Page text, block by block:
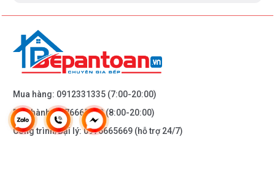
Mua hàng: 0912331335 (7:00-20:00)
Bảo hành:0976665669(8:00-20:00)
Công trình/Đại lý:0976665669 (hỗ trợ 24/7)